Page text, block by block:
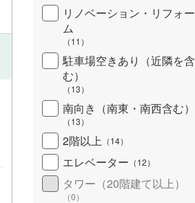
リノベーション・リフォー
ム
（11 ）
駐車場空きあり（近隣を含
む）
（13）
南向き（南東・南西含む）
（13）
2階以上 （14）
エレベーター （12）
タワー（20階建て以上）
（0）